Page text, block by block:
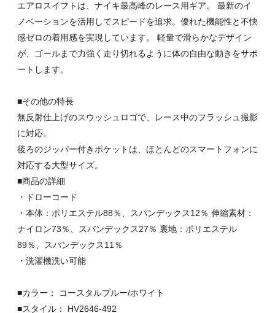
エアロスイフトは、ナイキ最高峰のレース用ギア。 最新のイ
ノベーションを活用してスピードを追求。優れた機能性と不快
感ゼロの着用感を実現しています。 軽量で滑らかなデザイン
が、ゴールまで力強く走り切れるように体の自由な動きをサポ
ートします。
■その他の特長
無反射仕上げのスウッシュロゴで、レース中のフラッシュ撮影
に対応。
後ろのジッパー付きポケットは、ほとんどのスマートフォンに
対応する大型サイズ。
■商品の詳細
・ドローコード
・本体：ポリエステル88％、スパンデックス12％ 伸縮素材：
ナイロン73％、スパンデックス27％ 裏地：ポリエステル
89％、スパンデックス11％
・洗濯機洗い可能
■カラー： コースタルブルー/ホワイト
■スタイル： HV2646-492